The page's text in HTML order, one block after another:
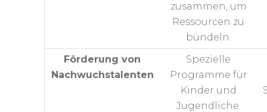
zusammen, um
Ressourcen zu
bündeln.
Förderung von
Nachwuchstalenten
Spezielle
Programme für
Kinder und
Jugendliche.